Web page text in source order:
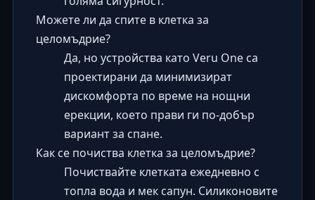
Можете ли да спите в клетка за
целомъдрие?
Да, но устройства като Veru One са
проектирани да минимизират
дискомфорта по време на нощни
ерекции, което прави ги по-добър
вариант за спане.
Как се почиства клетка за целомъдрие?
Почиствайте клетката ежедневно с
топла вода и мек сапун. Силиконовите